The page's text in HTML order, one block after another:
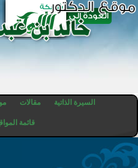
السيرة الذاتية مقالات
قائمة